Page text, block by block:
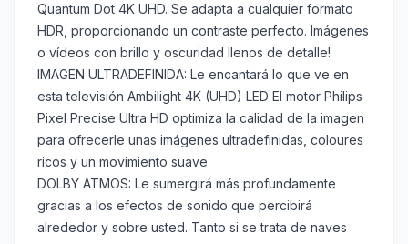
Quantum Dot 4K UHD. Se adapta a cualquier formato
HDR, proporcionando un contraste perfecto. Imágenes
o vídeos con brillo y oscuridad llenos de detalle!
IMAGEN ULTRADEFINIDA: Le encantará lo que ve en
esta televisión Ambilight 4K (UHD) LED El motor Philips
Pixel Precise Ultra HD optimiza la calidad de la imagen
para ofrecerle unas imágenes ultradefinidas, coloures
ricos y un movimiento suave
DOLBY ATMOS: Le sumergirá más profundamente
gracias a los efectos de sonido que percibirá
alrededor y sobre usted. Tanto si se trata de naves